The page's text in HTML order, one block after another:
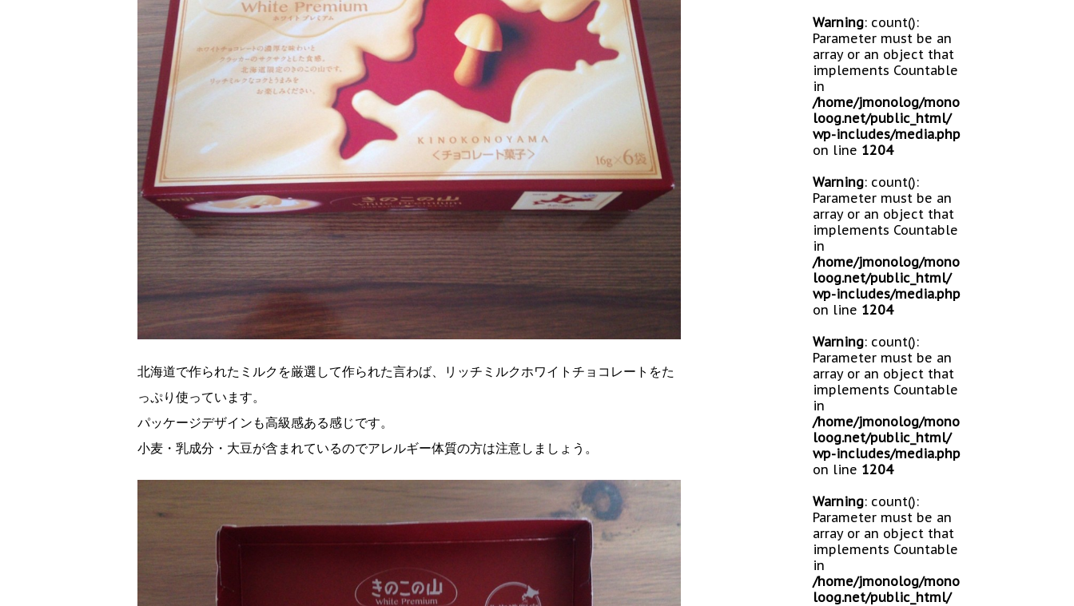
北海道で作られたミルクを厳選して作られた言わば、リッチミルクホワイトチョコレートをた
っぷり使っています。
パッケージデザインも高級感ある感じです。
小麦・乳成分・大豆が含まれているのでアレルギー体質の方は注意しましょう。
Warning: count():
Parameter must be an
array or an object that
implements Countable
in
/home/jmonolog/mono
loog.net/public_html/
wp-includes/media.php
on line 1204
Warning: count():
Parameter must be an
array or an object that
implements Countable
in
/home/jmonolog/mono
loog.net/public_html/
wp-includes/media.php
on line 1204
Warning: count():
Parameter must be an
array or an object that
implements Countable
in
/home/jmonolog/mono
loog.net/public_html/
wp-includes/media.php
on line 1204
Warning: count():
Parameter must be an
array or an object that
implements Countable
in
/home/jmonolog/mono
loog.net/public_html/